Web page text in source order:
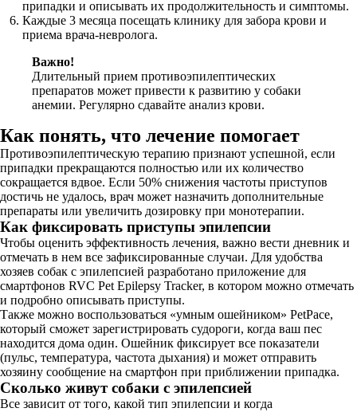
припадки и описывать их продолжительность и симптомы.
Каждые 3 месяца посещать клинику для забора крови и
приема врача-невролога.
Важно!
Длительный прием противоэпилептических
препаратов может привести к развитию у собаки
анемии. Регулярно сдавайте анализ крови.
Как понять, что лечение помогает
Противоэпилептическую терапию признают успешной, если
припадки прекращаются полностью или их количество
сокращается вдвое. Если 50% снижения частоты приступов
достичь не удалось, врач может назначить дополнительные
препараты или увеличить дозировку при монотерапии.
Как фиксировать приступы эпилепсии
Чтобы оценить эффективность лечения, важно вести дневник и
отмечать в нем все зафиксированные случаи. Для удобства
хозяев собак с эпилепсией разработано приложение для
смартфонов RVC Pet Epilepsy Tracker, в котором можно отмечать
и подробно описывать приступы.
Также можно воспользоваться «умным ошейником» PetPace,
который сможет зарегистрировать судороги, когда ваш пес
находится дома один. Ошейник фиксирует все показатели
(пульс, температура, частота дыхания) и может отправить
хозяину сообщение на смартфон при приближении припадка.
Сколько живут собаки с эпилепсией
Все зависит от того, какой тип эпилепсии и когда